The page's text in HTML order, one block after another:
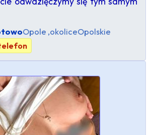
Opole ,okoliceOpolskie